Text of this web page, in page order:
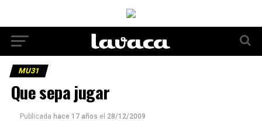
MU31
Que sepa jugar
Publicada hace 17 años el 28/12/2009